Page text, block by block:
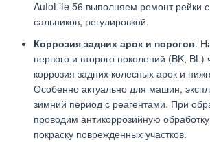
AutoLife 56 выполняем ремонт рейки
сальников, регулировкой.
Коррозия задних арок и порогов.
первого и второго поколений (BK, BL)
коррозия задних колесных арок и
Особенно актуально для машин,
зимний период с реагентами. При
проводим антикоррозийную
покраску поврежденных участков.